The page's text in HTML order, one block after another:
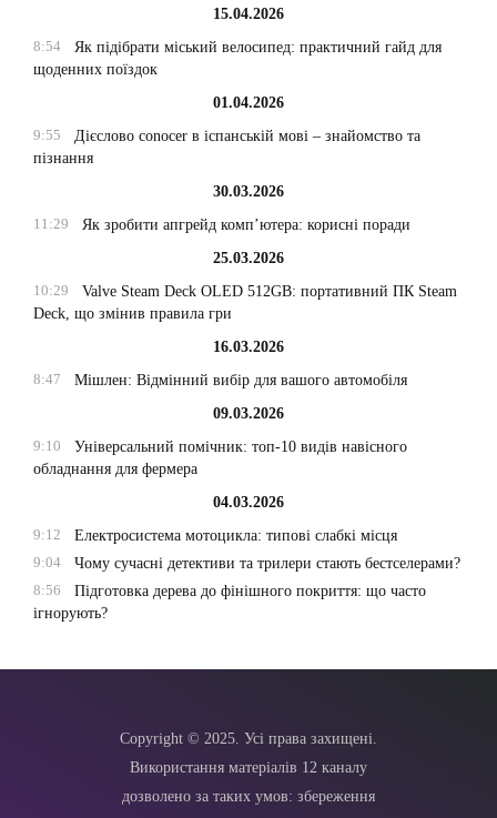
15.04.2026
8:54
Як підібрати міський велосипед: практичний гайд для
щоденних поїздок
01.04.2026
9:55
Дієслово conocer в іспанській мові – знайомство та
пізнання
30.03.2026
11:29
Як зробити апгрейд комп’ютера: корисні поради
25.03.2026
10:29
Valve Steam Deck OLED 512GB: портативний ПК Steam
Deck, що змінив правила гри
16.03.2026
8:47
Мішлен: Відмінний вибір для вашого автомобіля
09.03.2026
9:10
Універсальний помічник: топ-10 видів навісного
обладнання для фермера
04.03.2026
9:12
Електросистема мотоцикла: типові слабкі місця
9:04
Чому сучасні детективи та трилери стають бестселерами?
8:56
Підготовка дерева до фінішного покриття: що часто
ігнорують?
Copyright © 2025. Усі права захищені.
Використання матеріалів 12 каналу
дозволено за таких умов: збереження